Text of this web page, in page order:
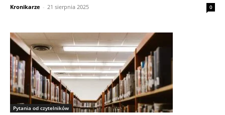
Kronikarze - 21 sierpnia 2025 0
Pytania od czytelników